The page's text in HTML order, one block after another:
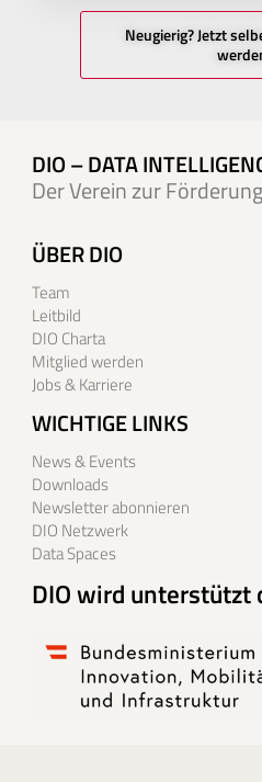
Neugierig? Jetzt
DIO – DATA
Der Verein zur
ÜBER DIO
Team
Leitbild
DIO Charta
Mitglied werden
Jobs & Karriere
WICHTIGE LINKS
News & Events
Downloads
Newsletter abonnieren
DIO Netzwerk
Data Spaces
DIO wird unterstützt